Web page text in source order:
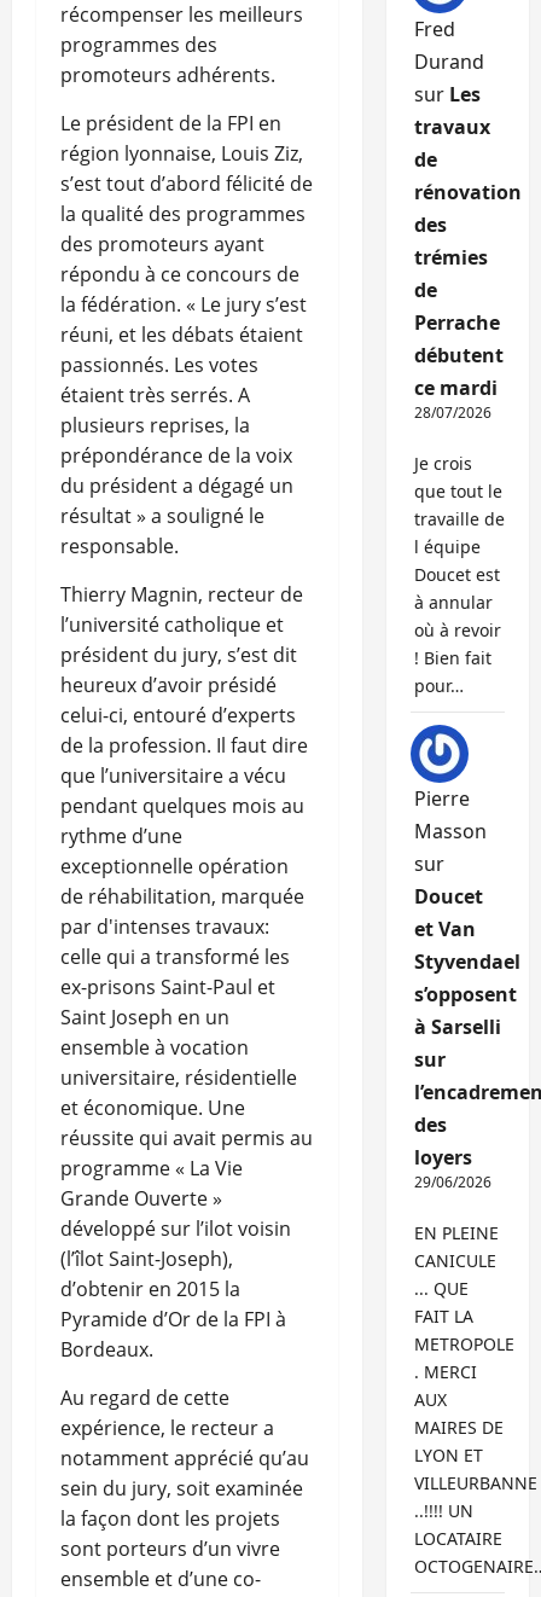
récompenser les meilleurs
programmes des
promoteurs adhérents.
Le président de la FPI en
région lyonnaise, Louis Ziz,
s’est tout d’abord félicité de
la qualité des programmes
des promoteurs ayant
répondu à ce concours de
la fédération. « Le jury s’est
réuni, et les débats étaient
passionnés. Les votes
étaient très serrés. A
plusieurs reprises, la
prépondérance de la voix
du président a dégagé un
résultat » a souligné le
responsable.
Thierry Magnin, recteur de
l’université catholique et
président du jury, s’est dit
heureux d’avoir présidé
celui-ci, entouré d’experts
de la profession. Il faut dire
que l’universitaire a vécu
pendant quelques mois au
rythme d’une
exceptionnelle opération
de réhabilitation, marquée
par d'intenses travaux:
celle qui a transformé les
ex-prisons Saint-Paul et
Saint Joseph en un
ensemble à vocation
universitaire, résidentielle
et économique. Une
réussite qui avait permis au
programme « La Vie
Grande Ouverte »
développé sur l’ilot voisin
(l’îlot Saint-Joseph),
d’obtenir en 2015 la
Pyramide d’Or de la FPI à
Bordeaux.
Au regard de cette
expérience, le recteur a
notamment apprécié qu’au
sein du jury, soit examinée
la façon dont les projets
sont porteurs d’un vivre
ensemble et d’une co-
Fred
Durand
sur Les
travaux
de
rénovation
des
trémies
de
Perrache
débutent
ce mardi
28/07/2026
Je crois
que tout le
travaille de
l équipe
Doucet est
à annular
où à revoir
! Bien fait
pour…
Pierre
Masson
sur
Doucet
et Van
Styvendael
s’opposent
à Sarselli
sur
des
loyers
29/06/2026
EN PLEINE
CANICULE
... QUE
FAIT LA
METROPOLE
. MERCI
AUX
MAIRES DE
LYON ET
VILLEURBANNE
..!!!! UN
LOCATAIRE